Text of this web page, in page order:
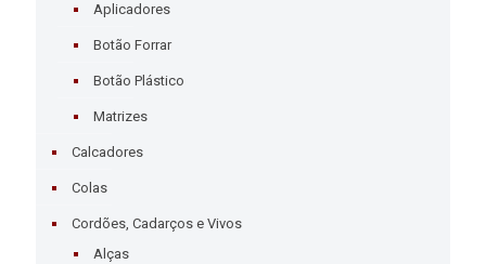
Aplicadores
Botão Forrar
Botão Plástico
Matrizes
Calcadores
Colas
Cordões, Cadarços e Vivos
Alças